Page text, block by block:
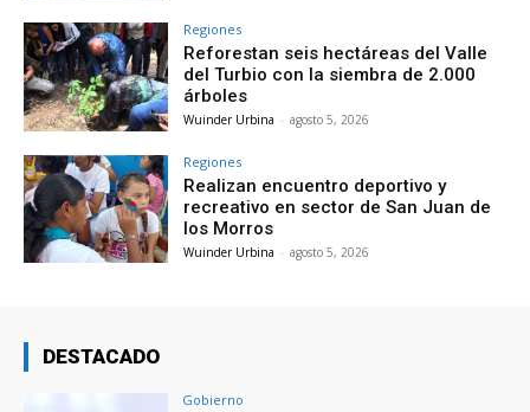
Regiones
Reforestan seis hectáreas del Valle
del Turbio con la siembra de 2.000
árboles
Wuinder Urbina - agosto 5, 2026
Regiones
Realizan encuentro deportivo y
recreativo en sector de San Juan de
los Morros
Wuinder Urbina - agosto 5, 2026
DESTACADO
Gobierno